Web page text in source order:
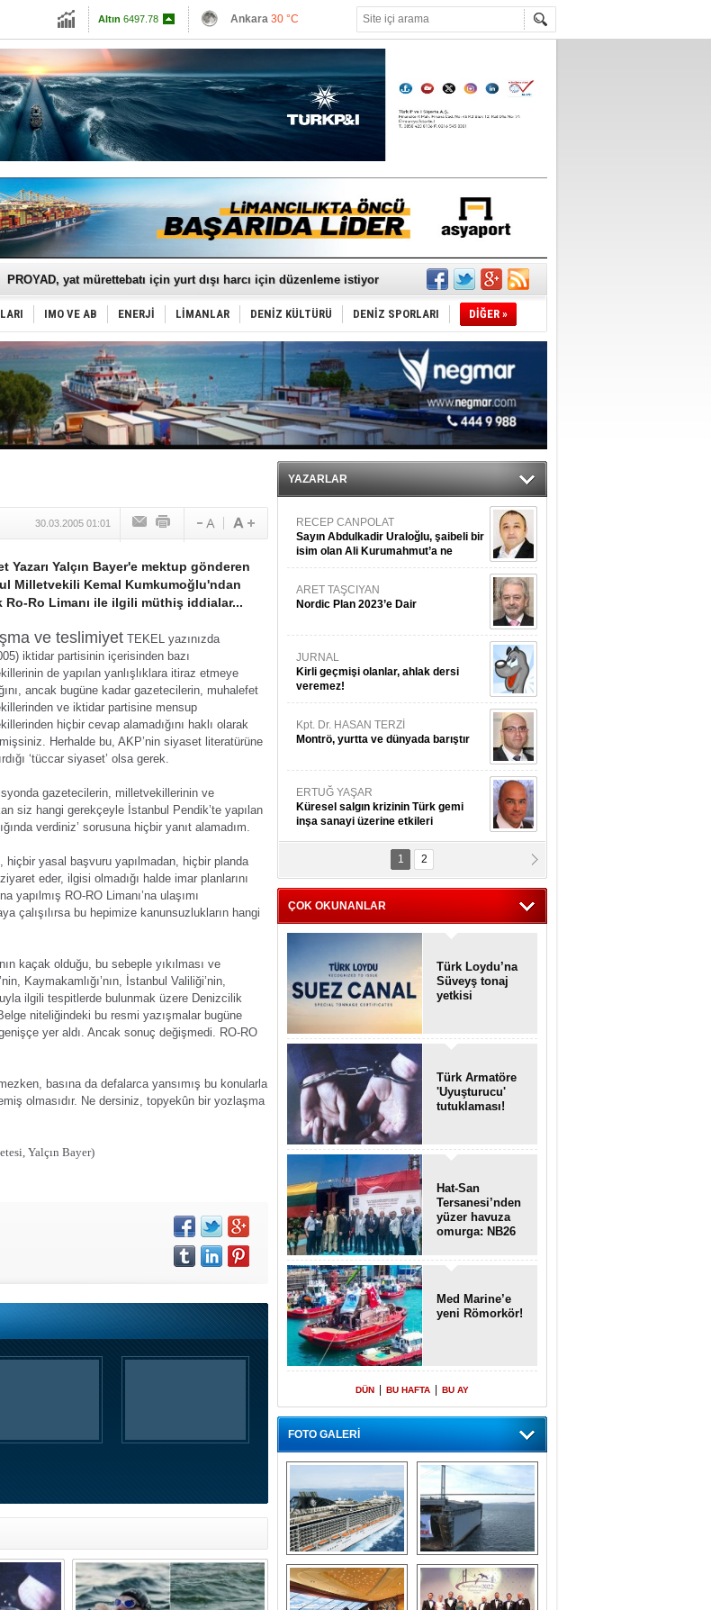
Altın 6497.78
Euro54.9517
Ankara 30 °C
Antalya28 °C
Muğla 26 °C
Çanakkale 32 °C
İTU AUV, Dünya’da 2. oldu!
PROYAD, yat mürettebatı için yurt dışı harcı için düzenleme istiyor
Türkiye-Irak enerji hattında yeni dönem başlıyor
Türk Armatöre 'Uyuşturucu' tutuklaması!
Deniz turizminde yeni ‘Ceza Rejimi’!
DÖDER, 28. Dönem Yönetim Kurulu Başkanını seçti!
Fairline, Türkiye’de ‘SoleMarin’i seçti
Baltık Denizi'nde tarih yazıldı!
Runit kubbesi okyanusun derinliklerinde halkı tehdit ediyor
Limana dadandılar, 10 tekneyi soydular!
Türk Loydu’na Süveyş tonaj yetkisi
Hüseyin Mengi: “Yapay Zekâ, Ustanın yerini alamaz”
Hat-San Tersanesi’nden yüzer havuza omurga: NB26
IMO VE AB ENERJİ LİMANLAR DENİZ KÜLTÜRÜ DENİZ SPORLARI DİĞER »
30.03.2005 01:01
Yazarı Yalçın Bayer'e mektup gönderen
Milletvekili Kemal Kumkumoğlu'ndan
Ro-Ro Limanı ile ilgili müthiş iddialar...
ve teslimiyet TEKEL yazınızda
iktidar partisinin içerisinden bazı
de yapılan yanlışlıklara itiraz etmeye
ancak bugüne kadar gazetecilerin, muhalefet
ve iktidar partisine mensup
hiçbir cevap alamadığını haklı olarak
Herhalde bu, AKP’nin siyaset literatürüne
‘tüccar siyaset’ olsa gerek.
gazetecilerin, milletvekillerinin ve
siz hangi gerekçeyle İstanbul Pendik’te yapılan
verdiniz’ sorusuna hiçbir yanıt alamadım.
hiçbir yasal başvuru yapılmadan, hiçbir planda
eder, ilgisi olmadığı halde imar planlarını
yapılmış RO-RO Limanı’na ulaşımı
çalışılırsa bu hepimize kanunsuzlukların hangi
kaçak olduğu, bu sebeple yıkılması ve
Kaymakamlığı’nın, İstanbul Valiliği’nin,
ilgili tespitlerde bulunmak üzere Denizcilik
niteliğindeki bu resmi yazışmalar bugüne
yer aldı. Ancak sonuç değişmedi. RO-RO
basına da defalarca yansımış bu konularla
olmasıdır. Ne dersiniz, topyekûn bir yozlaşma
Yalçın Bayer)
YAZARLAR
RECEP CANPOLAT
Sayın Abdulkadir Uraloğlu, şaibeli bir
isim olan Ali Kurumahmut’a ne
danışıyorsunuz?
ARET TAŞCIYAN
Nordic Plan 2023’e Dair
JURNAL
Kirli geçmişi olanlar, ahlak dersi
veremez!
Kpt. Dr. HASAN TERZİ
Montrö, yurtta ve dünyada barıştır
ERTUĞ YAŞAR
Küresel salgın krizinin Türk gemi
inşa sanayi üzerine etkileri
Kpt. MESUT AZMİ GÖKSOY
ithafen...
1 2
ÇOK OKUNANLAR
Türk Loydu’na
Süveyş tonaj
yetkisi
Türk Armatöre
'Uyuşturucu'
tutuklaması!
Hat-San
Tersanesi’nden
yüzer havuza
omurga: NB26
Med Marine’e
yeni Römorkör!
DÜN BU HAFTA BU AY
FOTO GALERİ
“Gemi içinde gemi”
konsepti ile MSC
Splendida
Dünyada tek!
Denizaltı yüzer
havuzu intikal
seyrine başladı